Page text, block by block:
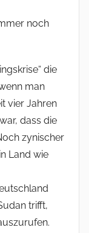
noch
die
man
vier Jahren
dass die
zynischer
Land wie
trifft,